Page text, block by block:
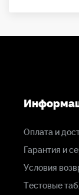
Оплата и
Гарантия и
Условия
Тестовые